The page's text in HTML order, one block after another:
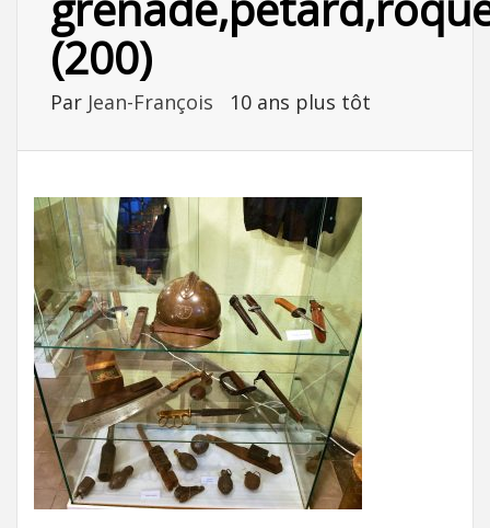
(200)
Par Jean-François 10 ans plus tôt